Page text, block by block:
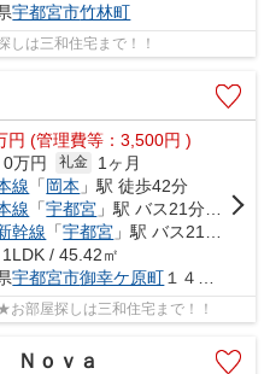
宇都宮市竹林町
は三和住宅まで！！
円 (管理費等：3,500円 )
0万円 礼金
1ヶ月
線 「岡本 」駅 徒歩42分
線 「宇都宮 」駅 バス21分 「御幸ヶ原南」
幹線 「宇都宮 」駅 バス21分 「御幸ヶ原南」 停歩6分
/ 45.42㎡
宇都宮市御幸ケ原町 １４４-２１
部屋探しは三和住宅まで！！
Ｎｏｖａ